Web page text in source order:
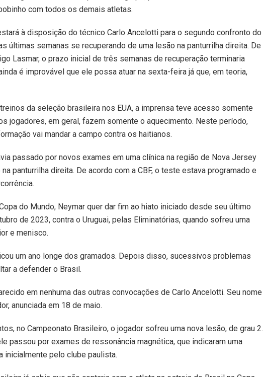
com todos os demais atletas.
à disposição do técnico Carlo Ancelotti para o segundo confronto do
últimas semanas se recuperando de uma lesão na panturrilha direita. De
Lasmar, o prazo inicial de três semanas de recuperação terminaria
é improvável que ele possa atuar na sexta-feira já que, em teoria,
da seleção brasileira nos EUA, a imprensa teve acesso somente
jogadores, em geral, fazem somente o aquecimento. Neste período,
vai mandar a campo contra os haitianos.
passado por novos exames em uma clínica na região de Nova Jersey
panturrilha direita. De acordo com a CBF, o teste estava programado e
do Mundo, Neymar quer dar fim ao hiato iniciado desde seu último
de 2023, contra o Uruguai, pelas Eliminatórias, quando sofreu uma
e menisco.
um ano longe dos gramados. Depois disso, sucessivos problemas
a defender o Brasil.
em nenhuma das outras convocações de Carlo Ancelotti. Seu nome
anunciada em 18 de maio.
no Campeonato Brasileiro, o jogador sofreu uma nova lesão, de grau 2.
passou por exames de ressonância magnética, que indicaram uma
inicialmente pelo clube paulista.